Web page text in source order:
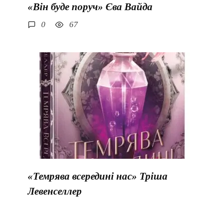
«Він буде поруч» Єва Вайда
0 67
«Темрява всередині нас» Тріша
Левенселлер